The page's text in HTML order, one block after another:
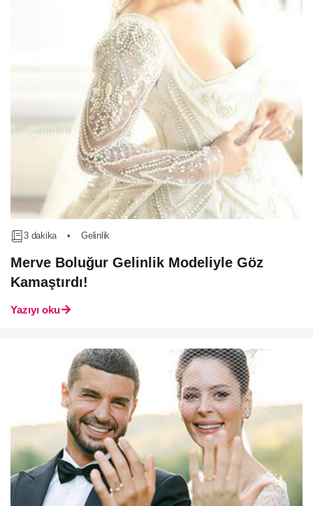
3 dakika • Gelinlik
Merve Boluğur Gelinlik Modeliyle Göz
Kamaştırdı!
Yazıyı oku